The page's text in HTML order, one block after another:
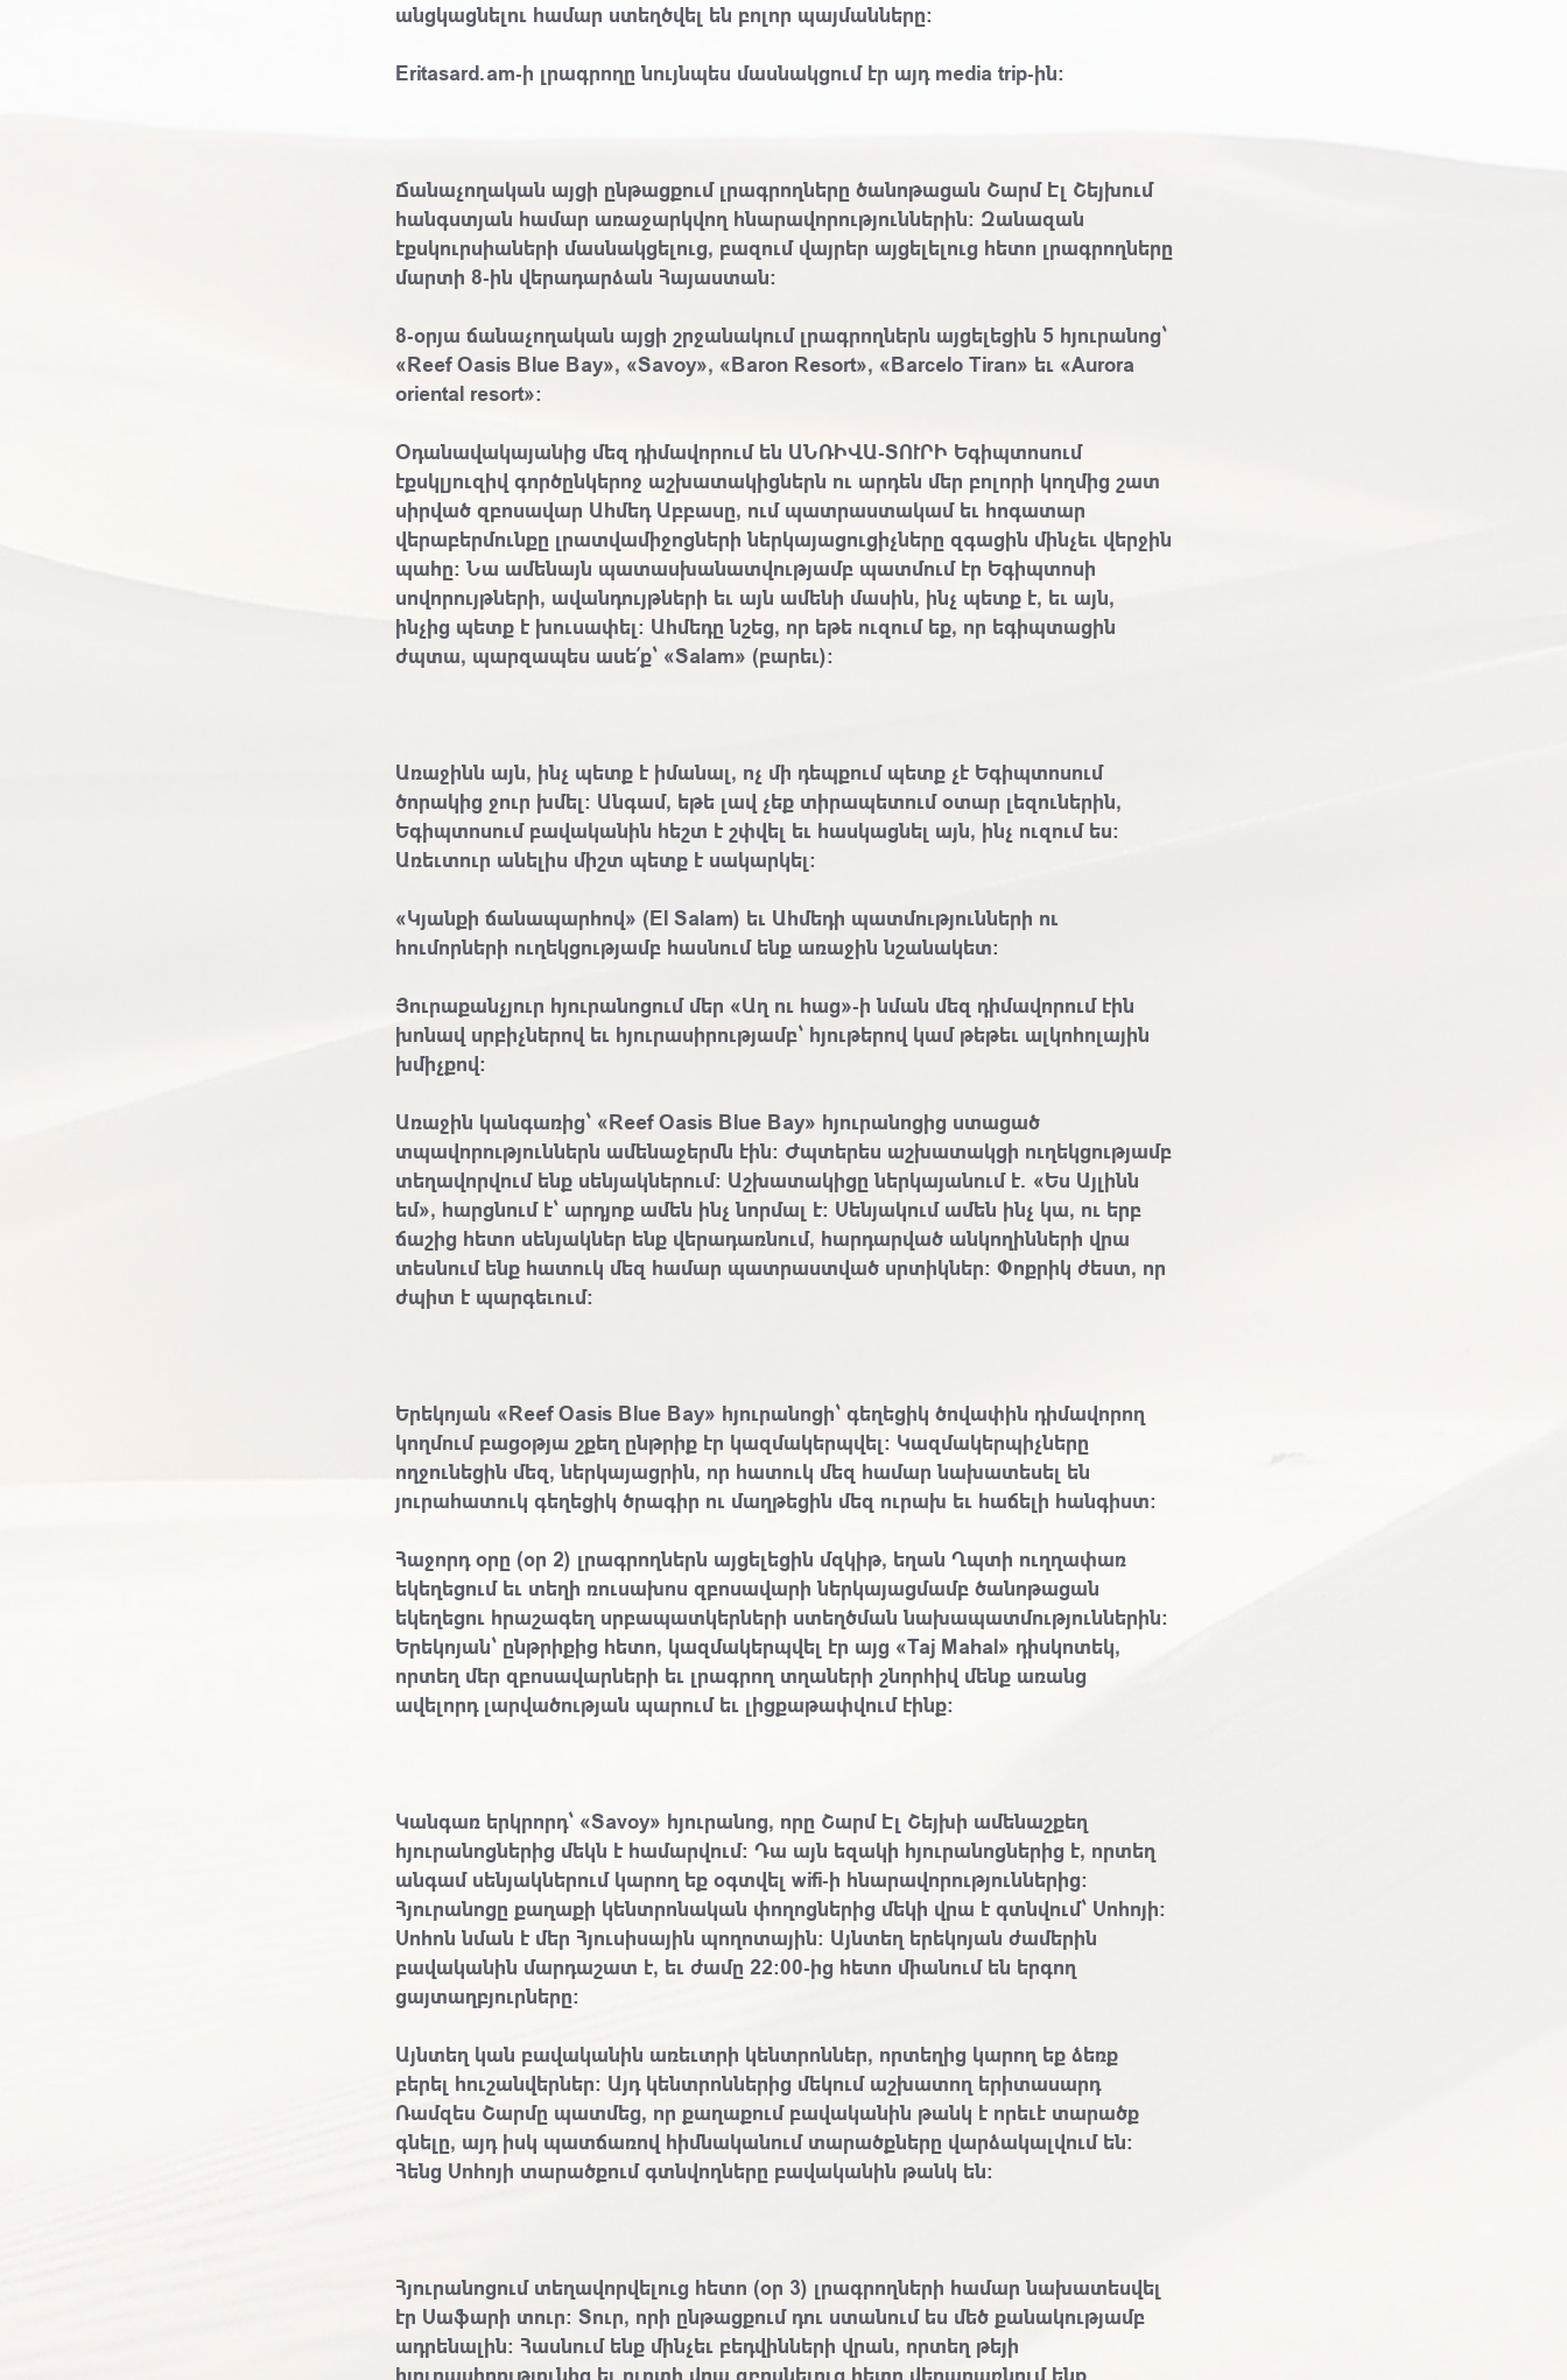
անցկացնելու համար ստեղծվել են բոլոր պայմանները:
Eritasard.am-ի լրագրողը նույնպես մասնակցում էր այդ media trip-ին:
Ճանաչողական այցի ընթացքում լրագրողները ծանոթացան Շարմ Էլ Շեյխում
հանգստյան համար առաջարկվող հնարավորություններին: Զանազան
էքսկուրսիաների մասնակցելուց, բազում վայրեր այցելելուց հետո լրագրողները
մարտի 8-ին վերադարձան Հայաստան։
8-օրյա ճանաչողական այցի շրջանակում լրագրողներն այցելեցին 5 հյուրանոց՝
«Reef Oasis Blue Bay», «Savoy», «Baron Resort», «Barcelo Tiran» եւ «Aurora
oriental resort»:
Օդանավակայանից մեզ դիմավորում են ԱՆՌԻՎԱ-ՏՈՒՐԻ Եգիպտոսում
էքսկլյուզիվ գործընկերոջ աշխատակիցներն ու արդեն մեր բոլորի կողմից շատ
սիրված զբոսավար Ահմեդ Աբբասը, ում պատրաստակամ եւ հոգատար
վերաբերմունքը լրատվամիջոցների ներկայացուցիչները զգացին մինչեւ վերջին
պահը: Նա ամենայն պատասխանատվությամբ պատմում էր Եգիպտոսի
սովորույթների, ավանդույթների եւ այն ամենի մասին, ինչ պետք է, եւ այն,
ինչից պետք է խուսափել: Ահմեդը նշեց, որ եթե ուզում եք, որ եգիպտացին
ժպտա, պարզապես ասե՛ք՝ «Salam» (բարեւ):
Առաջինն այն, ինչ պետք է իմանալ, ոչ մի դեպքում պետք չէ Եգիպտոսում
ծորակից ջուր խմել: Անգամ, եթե լավ չեք տիրապետում օտար լեզուներին,
Եգիպտոսում բավականին հեշտ է շփվել եւ հասկացնել այն, ինչ ուզում ես:
Առեւտուր անելիս միշտ պետք է սակարկել:
«Կյանքի ճանապարհով» (El Salam) եւ Ահմեդի պատմությունների ու
հումորների ուղեկցությամբ հասնում ենք առաջին նշանակետ:
Յուրաքանչյուր հյուրանոցում մեր «Աղ ու հաց»-ի նման մեզ դիմավորում էին
խոնավ սրբիչներով եւ հյուրասիրությամբ՝ հյութերով կամ թեթեւ ալկոհոլային
խմիչքով:
Առաջին կանգառից՝ «Reef Oasis Blue Bay» հյուրանոցից ստացած
տպավորություններն ամենաջերմն էին: Ժպտերես աշխատակցի ուղեկցությամբ
տեղավորվում ենք սենյակներում: Աշխատակիցը ներկայանում է. «Ես Այլինն
եմ», հարցնում է՝ արդյոք ամեն ինչ նորմալ է: Սենյակում ամեն ինչ կա, ու երբ
ճաշից հետո սենյակներ ենք վերադառնում, հարդարված անկողինների վրա
տեսնում ենք հատուկ մեզ համար պատրաստված սրտիկներ: Փոքրիկ ժեստ, որ
ժպիտ է պարգեւում:
Երեկոյան «Reef Oasis Blue Bay» հյուրանոցի՝ գեղեցիկ ծովափին դիմավորող
կողմում բացօթյա շքեղ ընթրիք էր կազմակերպվել: Կազմակերպիչները
ողջունեցին մեզ, ներկայացրին, որ հատուկ մեզ համար նախատեսել են
յուրահատուկ գեղեցիկ ծրագիր ու մաղթեցին մեզ ուրախ եւ հաճելի հանգիստ:
Հաջորդ օրը (օր 2) լրագրողներն այցելեցին մզկիթ, եղան Ղպտի ուղղափառ
եկեղեցում եւ տեղի ռուսախոս զբոսավարի ներկայացմամբ ծանոթացան
եկեղեցու հրաշագեղ սրբապատկերների ստեղծման նախապատմություններին:
Երեկոյան՝ ընթրիքից հետո, կազմակերպվել էր այց «Taj Mahal» դիսկոտեկ,
որտեղ մեր զբոսավարների եւ լրագրող տղաների շնորհիվ մենք առանց
ավելորդ լարվածության պարում եւ լիցքաթափվում էինք:
Կանգառ երկրորդ՝ «Savoy» հյուրանոց, որը Շարմ Էլ Շեյխի ամենաշքեղ
հյուրանոցներից մեկն է համարվում: Դա այն եզակի հյուրանոցներից է, որտեղ
անգամ սենյակներում կարող եք օգտվել wifi-ի հնարավորություններից:
Հյուրանոցը քաղաքի կենտրոնական փողոցներից մեկի վրա է գտնվում՝ Սոհոյի:
Սոհոն նման է մեր Հյուսիսային պողոտային: Այնտեղ երեկոյան ժամերին
բավականին մարդաշատ է, եւ ժամը 22:00-ից հետո միանում են երգող
ցայտաղբյուրները:
Այնտեղ կան բավականին առեւտրի կենտրոններ, որտեղից կարող եք ձեռք
բերել հուշանվերներ: Այդ կենտրոններից մեկում աշխատող երիտասարդ
Ռամզես Շարմը պատմեց, որ քաղաքում բավականին թանկ է որեւէ տարածք
գնելը, այդ իսկ պատճառով հիմնականում տարածքները վարձակալվում են:
Հենց Սոհոյի տարածքում գտնվողները բավականին թանկ են:
Հյուրանոցում տեղավորվելուց հետո (օր 3) լրագրողների համար նախատեսվել
էր Սաֆարի տուր: Տուր, որի ընթացքում դու ստանում ես մեծ քանակությամբ
ադրենալին: Հասնում ենք մինչեւ բեդվինների վրան, որտեղ թեյի
հյուրասիրությունից եւ ուղտի վրա զբոսնելուց հետո վերադառնում ենք